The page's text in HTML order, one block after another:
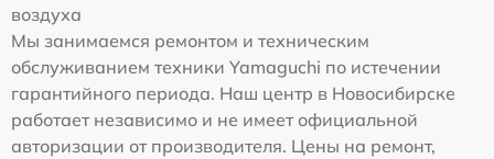
воздуха
Мы занимаемся ремонтом и техническим
обслуживанием техники Yamaguchi по истечении
гарантийного периода. Наш центр в Новосибирске
работает независимо и не имеет официальной
авторизации от производителя. Цены на ремонт,